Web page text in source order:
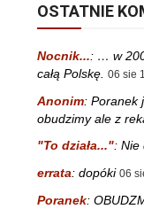
OSTATNIE
Nocnik...: … w
całą Polskę. 06 sie
Anonim: Poranek
obudzimy ale z
"To działa...": Nie
errata: dopóki 06
Poranek: